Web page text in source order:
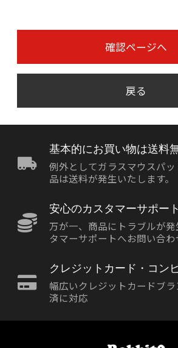
確認ページへ
戻る
基本的にお買い物は送料
例外としてガラスマウスパ
品は送料が発生いたします。
安心のカスタマーサポート
万が一、商品にトラブルが
タマーサポートへお問い合わ
クレジットカード・コン
幅広いクレジットカードブ
済に対応